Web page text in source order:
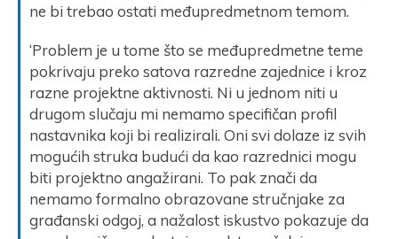
ne bi trebao ostati međupredmetnom temom.
‘Problem je u tome što se međupredmetne teme
pokrivaju preko satova razredne zajednice i kroz
razne projektne aktivnosti. Ni u jednom niti u
drugom slučaju mi nemamo specifičan profil
nastavnika koji bi realizirali. Oni svi dolaze iz svih
mogućih struka budući da kao razrednici mogu
biti projektno angažirani. To pak znači da
nemamo formalno obrazovane stručnjake za
građanski odgoj, a nažalost iskustvo pokazuje da